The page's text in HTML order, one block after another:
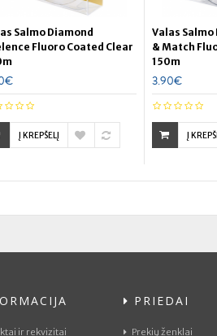
Salmo Diamond
Fluoro Coated Clear
Į KREPŠELĮ
Valas
& Match
150m
3.90€
Į
ir rekvizitai
PRIEDAI
Prekių ženklai